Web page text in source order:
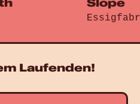
Laufenden!